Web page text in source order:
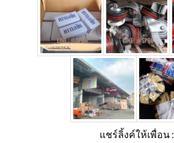
แชร์ลิ้งค์ให้เพื่อน :